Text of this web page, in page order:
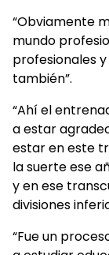
“Obviamente
mundo
profesionales
también”.
“Ahí el
a estar
estar en este
la suerte ese
y en ese
divisiones
“Fue un